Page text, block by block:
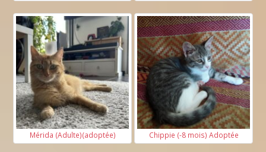
Mérida (Adulte)(adoptée) Chippie (-8 mois) Adoptée